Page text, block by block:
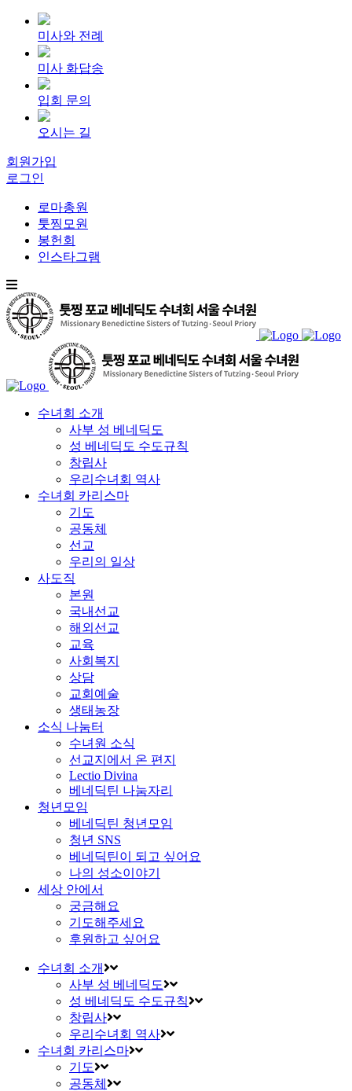
미사와 전례
미사 화답송
입회 문의
오시는 길
회원가입
로그인
로마총원
툿찡모원
봉헌회
인스타그램
수녀회 소개
사부 성 베네딕도
성 베네딕도 수도규칙
창립사
우리수녀회 역사
수녀회 카리스마
기도
공동체
선교
우리의 일상
사도직
본원
국내선교
해외선교
교육
사회복지
상담
교회예술
생태농장
소식 나눔터
수녀원 소식
선교지에서 온 편지
Lectio Divina
베네딕틴 나눔자리
청년모임
베네딕틴 청년모임
청년 SNS
베네딕틴이 되고 싶어요
나의 성소이야기
세상 안에서
궁금해요
기도해주세요
후원하고 싶어요
수녀회 소개
사부 성 베네딕도
성 베네딕도 수도규칙
창립사
우리수녀회 역사
수녀회 카리스마
기도
공동체